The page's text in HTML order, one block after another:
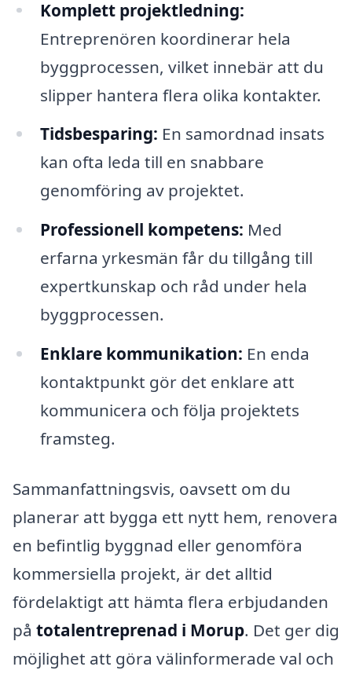
Komplett projektledning:
Entreprenören koordinerar hela
byggprocessen, vilket innebär att du
slipper hantera flera olika kontakter.
Tidsbesparing: En samordnad insats
kan ofta leda till en snabbare
genomföring av projektet.
Professionell kompetens: Med
erfarna yrkesmän får du tillgång till
expertkunskap och råd under hela
byggprocessen.
Enklare kommunikation: En enda
kontaktpunkt gör det enklare att
kommunicera och följa projektets
framsteg.
Sammanfattningsvis, oavsett om du
planerar att bygga ett nytt hem, renovera
en befintlig byggnad eller genomföra
kommersiella projekt, är det alltid
fördelaktigt att hämta flera erbjudanden
på totalentreprenad i Morup. Det ger dig
möjlighet att göra välinformerade val och